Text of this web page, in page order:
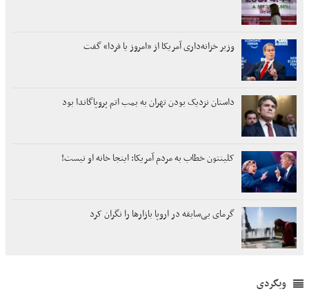
وزیر خزانه‌داری آمریکا از «امروز یا فردا» گفت
داستان نزدیک بودن تهران به بمب اتم پروپاگاندا بود
کلینتون خطاب به مردم آمریکا: اینجا خانه او نیست!
گرمای بی‌سابقه در اروپا بازارها را نگران کرد
وبگردی